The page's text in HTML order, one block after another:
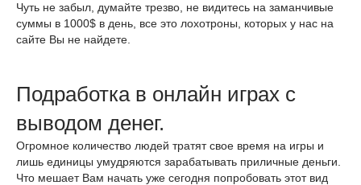
Чуть не забыл, думайте трезво, не видитесь на заманчивые
суммы в 1000$ в день, все это лохотроны, которых у нас на
сайте Вы не найдете.
Подработка в онлайн играх с
выводом денег.
Огромное количество людей тратят свое время на игры и
лишь единицы умудряются зарабатывать приличные деньги.
Что мешает Вам начать уже сегодня попробовать этот вид